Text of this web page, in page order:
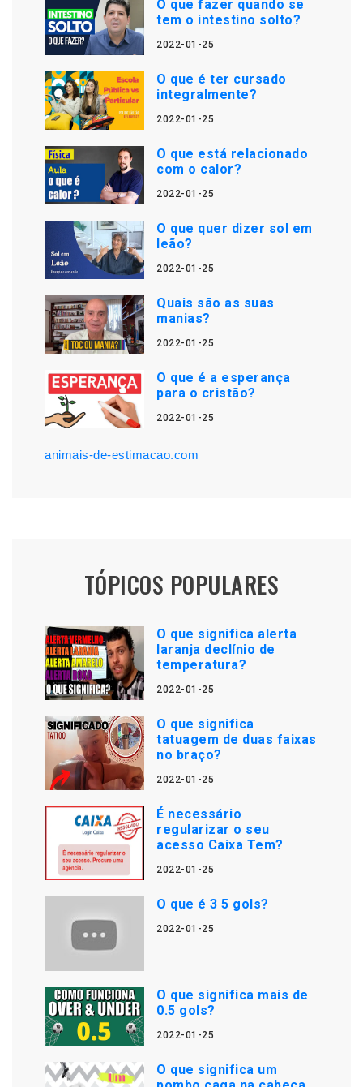
O que fazer quando se
tem o intestino solto?
2022-01-25
O que é ter cursado
integralmente?
2022-01-25
O que está relacionado
com o calor?
2022-01-25
O que quer dizer sol em
leão?
2022-01-25
Quais são as suas
manias?
2022-01-25
O que é a esperança
para o cristão?
2022-01-25
animais-de-estimacao.com
TÓPICOS POPULARES
O que significa alerta
laranja declínio de
temperatura?
2022-01-25
O que significa
tatuagem de duas faixas
no braço?
2022-01-25
É necessário
regularizar o seu
acesso Caixa Tem?
2022-01-25
O que é 3 5 gols?
2022-01-25
O que significa mais de
0.5 gols?
2022-01-25
O que significa um